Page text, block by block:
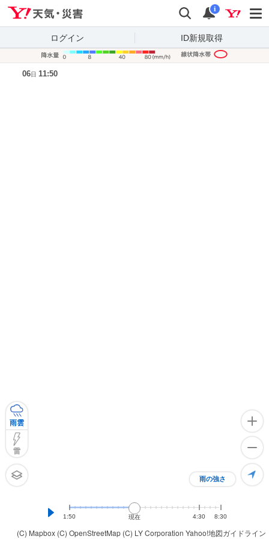
検索 通知
i
ログイン ID新規取得
(C) Mapbox (C) OpenStreetMap (C) LY Corporation Yahoo!地図ガイドライン
雨の強さ
雨雲
雷
1:50 現在 4:30 8:30
06日 11:50